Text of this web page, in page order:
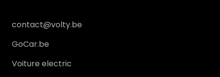
contact@volty.be
GoCar.be
Voiture electric